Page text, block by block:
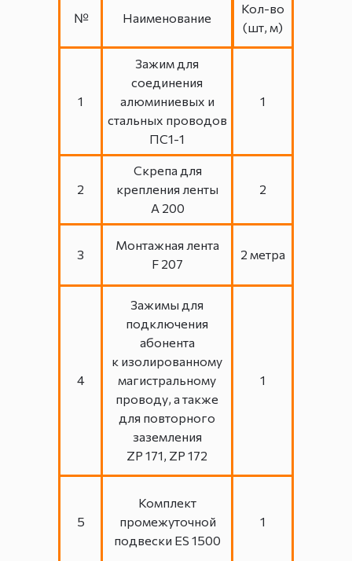
5
4
3
2
1
№
Комплект
промежуточной
подвески ES 1500
Зажимы для
подключения
абонента
к изолированному
магистральному
проводу, а также
для повторного
заземления
ZP 171, ZP 172
Монтажная лента
F 207
Скрепа для
крепления ленты
А 200
Зажим для
соединения
алюминиевых и
стальных проводов
ПС1-1
Наименование
1
1
2 метра
2
1
Кол-во
(шт, м)